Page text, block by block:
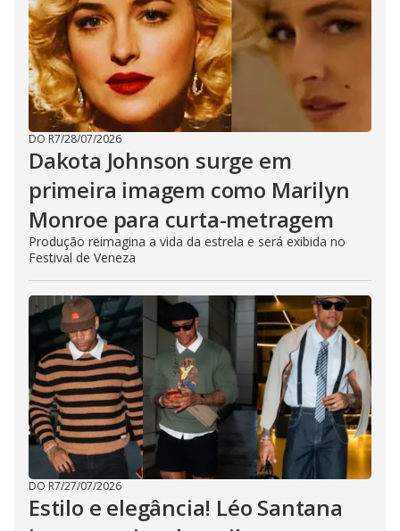
DO R7/28/07/2026
Dakota Johnson surge em
primeira imagem como Marilyn
Monroe para curta-metragem
Produção reimagina a vida da estrela e será exibida no
Festival de Veneza
DO R7/27/07/2026
Estilo e elegância! Léo Santana